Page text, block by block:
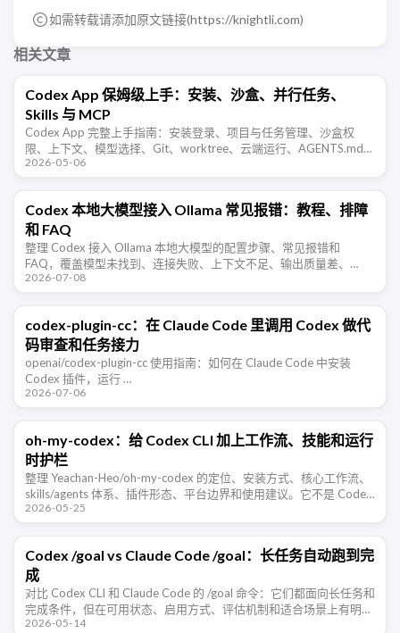
如需转载请添加原文链接(https://knightli.com)
相关文章
Codex App 保姆级上手：安装、沙盒、并行任务、
Skills 与 MCP
Codex App 完整上手指南：安装登录、项目与任务管理、沙盒权
限、上下文、模型选择、Git、worktree、云端运行、AGENTS.md、
插件、Skills、MCP 和电脑自动化。
2026-05-06
Codex 本地大模型接入 Ollama 常见报错：教程、排障
和 FAQ
整理 Codex 接入 Ollama 本地大模型的配置步骤、常见报错和
FAQ，覆盖模型未找到、连接失败、上下文不足、输出质量差、
Windows/WSL 访问等排障场景。
2026-07-08
codex-plugin-cc：在 Claude Code 里调用 Codex 做代
码审查和任务接力
openai/codex-plugin-cc 使用指南：如何在 Claude Code 中安装
Codex 插件，运行 …
2026-07-06
oh-my-codex：给 Codex CLI 加上工作流、技能和运行
时护栏
整理 Yeachan-Heo/oh-my-codex 的定位、安装方式、核心工作流、
skills/agents 体系、插件形态、平台边界和使用建议。它不是 Codex
的替代品，而是给 Codex …
2026-05-25
Codex /goal vs Claude Code /goal：长任务自动跑到完
成
对比 Codex CLI 和 Claude Code 的 /goal 命令：它们都面向长任务和
完成条件，但在可用状态、启用方式、评估机制和适合场景上有明显
差异。
2026-05-14